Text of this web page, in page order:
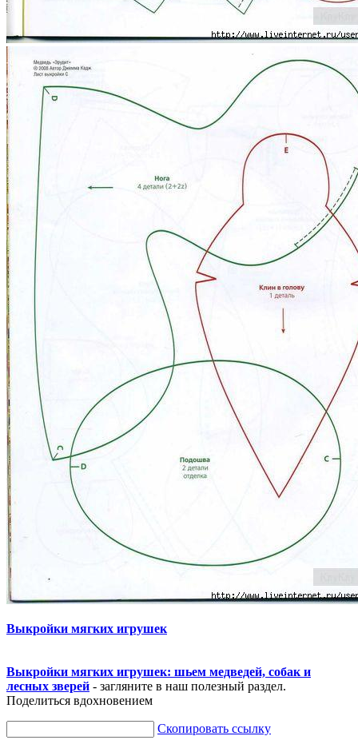
Выкройки мягких игрушек
Выкройки мягких игрушек: шьем медведей, собак и
лесных зверей - загляните в наш полезный раздел.
Поделиться вдохновением
Скопировать ссылку